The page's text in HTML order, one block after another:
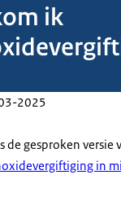
ik
2025
de gesproken versie
in